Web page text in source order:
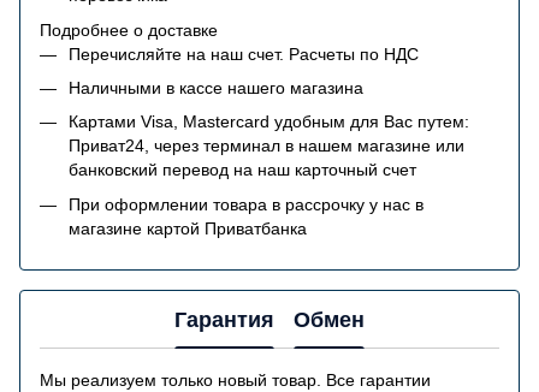
Подробнее о доставке
Перечисляйте на наш счет. Расчеты по НДС
Наличными в кассе нашего магазина
Картами Visa, Mastercard удобным для Вас путем:
Приват24, через терминал в нашем магазине или
банковский перевод на наш карточный счет
При оформлении товара в рассрочку у нас в
магазине картой Приватбанка
Гарантия Обмен
Мы реализуем только новый товар. Все гарантии